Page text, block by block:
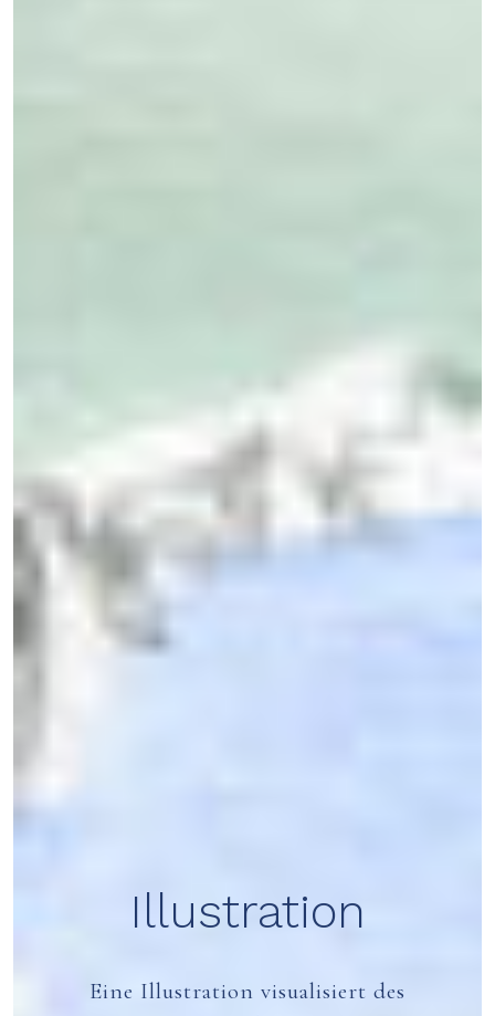
Illustration
Eine Illustration visualisiert des